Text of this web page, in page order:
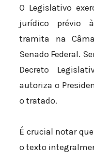
O Legislativo
jurídico prévio
tramita na
Senado Federal.
Decreto
autoriza o
o tratado.
É crucial notar
o texto